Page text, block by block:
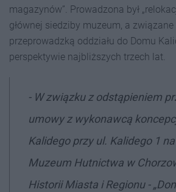
magazynów”. Prowadzona był
głównej siedziby muzeum, a
przeprowadzką oddziału do Domu
perspektywie najbliższych trzech lat.
- W związku z odstąpieniem
umowy z wykonawcą
Kalidego przy ul. Kalidego 1
Muzeum Hutnictwa w
Historii Miasta i Regionu -